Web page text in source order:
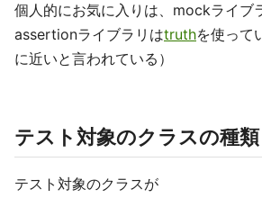
個人的にお気に入りは、mockライブ
assertionライブラリはtruthを使って
に近いと言われている）
テスト対象のクラスの種類
テスト対象のクラスが